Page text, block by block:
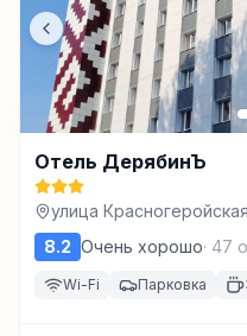
Отель ДерябинЪ
улица
8.2 Очень хорошо· 47
Wi-Fi Парковка